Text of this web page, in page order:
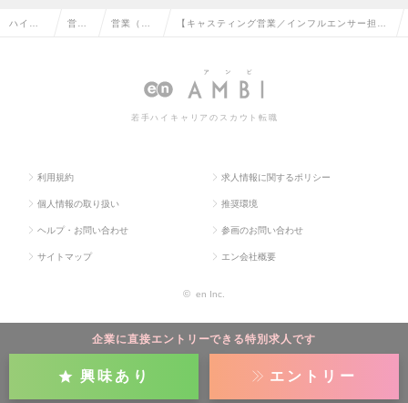
企業に直接エントリーできる特別求人です
興味あり エントリー
ハイク 営業 営業（法 【キャスティング営業／インフルエンサー担
験者優遇)の求人情報
若手ハイキャリアのスカウト転職
利用規約 求人情報に関するポリシー
個人情報の取り扱い 推奨環境
ヘルプ・お問い合わせ 参画のお問い合わせ
サイトマップ エン会社概要
© en Inc.